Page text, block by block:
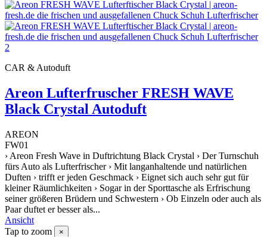
CAR & Autoduft
Areon Lufterfruscher FRESH WAVE
Black Crystal Autoduft
AREON
FW01
› Areon Fresh Wave in Duftrichtung Black Crystal › Der Turnschuh
fürs Auto als Lufterfrischer › Mit langanhaltende und natürlichen
Duften › trifft er jeden Geschmack › Eignet sich auch sehr gut für
kleiner Räumlichkeiten › Sogar in der Sporttasche als Erfrischung
seiner größeren Brüdern und Schwestern › Ob Einzeln oder auch als
Paar duftet er besser als...
Ansicht
Tap to zoom
×